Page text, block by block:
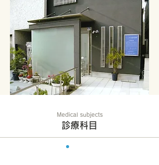
Medical subjects
診療科目